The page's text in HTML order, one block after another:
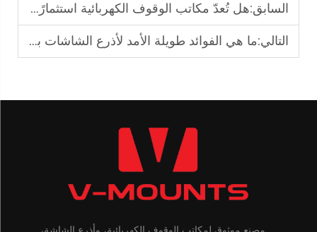
السابق:هل تُعدّ مكاتب الوقوف الكهربائية استثمارًا مُجدٍ لمساحات العمل؟
التالي:ما هي الفوائد طويلة الأمد لأذرع الشاشات بالنسبة لموظفي المكاتب؟